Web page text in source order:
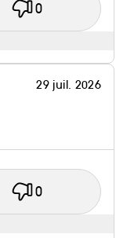
0
29 juil. 2026
0